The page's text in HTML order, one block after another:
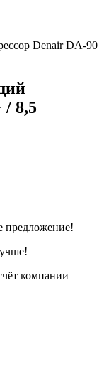
Denair DA-90
/ 8,5
предложение!
компании